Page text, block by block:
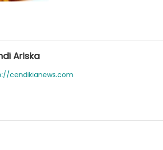
Ariska
cendikianews.com